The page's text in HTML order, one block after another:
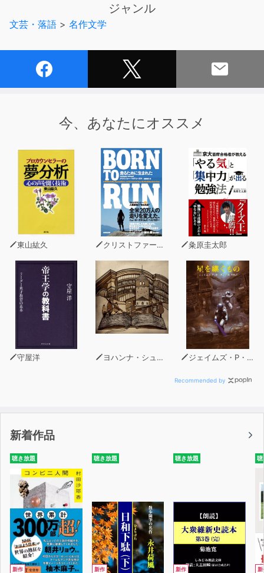
ったのだ。ところが、男の子はいつまで経っても戻ってこ
ない。
ジャンル
文芸・落語 > 名作文学
今、あなたにオススメ
東山紘久 クリストファー・マクドゥーガル 粂原圭太郎
守屋洋 ヨハンナ・シュピリ ジェイムズ・P・ホーガン
Recommended by
新着作品
聴き放題
新作
聴き放題
新作
聴き放題
新作
聴
新